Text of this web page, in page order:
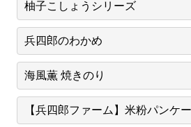
柚子こしょうシリーズ
兵四郎のわかめ
海風薫 焼きのり
【兵四郎ファーム】米粉パンケ